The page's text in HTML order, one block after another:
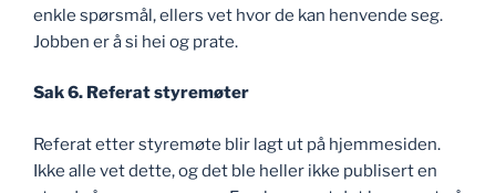
enkle spørsmål, ellers vet hvor de kan henvende seg.
Jobben er å si hei og prate.
Sak 6. Referat styremøter
Referat etter styremøte blir lagt ut på hjemmesiden.
Ikke alle vet dette, og det ble heller ikke publisert en